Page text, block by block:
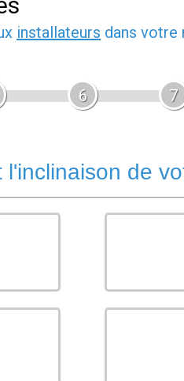
installateurs dans votre
6 7
l'inclinaison de